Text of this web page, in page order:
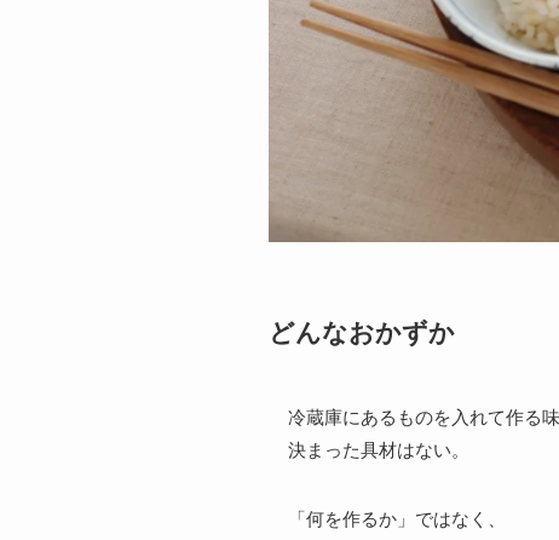
どんなおかずか
冷蔵庫にあるものを入れて作る味
決まった具材はない。
「何を作るか」ではなく、